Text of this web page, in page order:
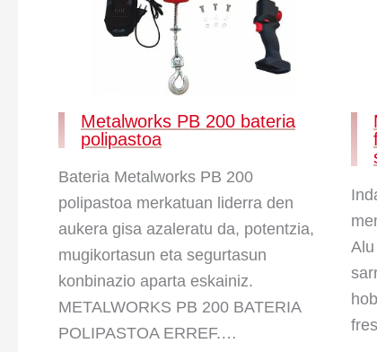
Metalworks PB 200 bateria
polipastoa
Bateria Metalworks PB 200
polipastoa merkatuan liderra den
aukera gisa azaleratu da, potentzia,
mugikortasun eta segurtasun
konbinazio aparta eskainiz.
METALWORKS PB 200 BATERIA
POLIPASTOA ERREF.…